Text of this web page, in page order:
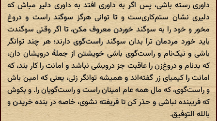
داوری رسته باشی، پس اگر به داور‌ی افتد به داوری دلیر مباش که
دلیری نشان ستم‌کاری‌ست و تا توانی هرگز سوگند راست و دروغ
مخور و خود را به سوگند خوردن معروف مکن، تا اگر وقتی سوگندت
باید خورد مردمان ترا بدان سوگند راست‌گوی دارند؛ هر چند توانگر
باشی و نیک‌نام و راست‌گوی باشی خویشتن از جملهٔ درویشان دان،
که بدنام و دروغ‌زن را عاقبت جز درویشی نباشد و امانت را کار بند، که
امانت را کیمیا‌ی زر گفته‌اند و همیشه توانگر زئی، یعنی که امین باش
و راست‌گوی، که مال همه عام امینان راست و راست‌گویان را‌. و بکوش
که فریبنده نباشی و حذر کن تا فریفته نشوی، خاصه در بنده خریدن و
بالله التوفیق.